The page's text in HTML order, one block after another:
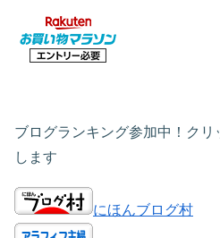
ブログランキング参加中！ク
します
にほんブログ村